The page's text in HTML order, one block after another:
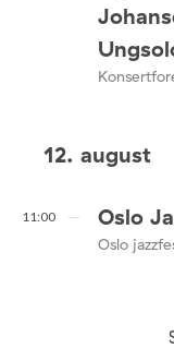
12. august
11:00 Oslo
Oslo